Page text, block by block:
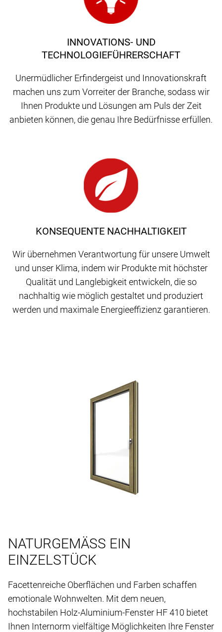
KONSEQUENTE NACHHALTIGKEIT
Wir übernehmen Verantwortung für unsere Umwelt
und unser Klima, indem wir Produkte mit höchster
Qualität und Langlebigkeit entwickeln, die so
nachhaltig wie möglich gestaltet und produziert
werden und maximale Energieeffizienz garantieren.
INNOVATIONS- UND
TECHNOLOGIEFÜHRERSCHAFT
Unermüdlicher Erfindergeist und Innovationskraft
machen uns zum Vorreiter der Branche, sodass wir
Ihnen Produkte und Lösungen am Puls der Zeit
anbieten können, die genau Ihre Bedürfnisse erfüllen.
NATURGEMÄSS EIN
EINZELSTÜCK
Facettenreiche Oberflächen und Farben schaffen
emotionale Wohnwelten. Mit dem neuen,
hochstabilen Holz-Aluminium-Fenster HF 410 bietet
Ihnen Internorm vielfältige Möglichkeiten Ihre Fenster